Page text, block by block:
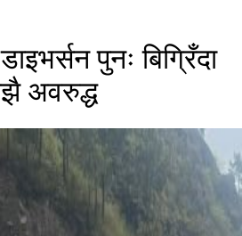
पुनः बिग्रिँदा
अवरुद्ध